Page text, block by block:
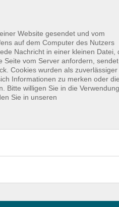
16
Website gesendet und vom
auf dem Computer des Nutzers
Nachricht in einer kleinen Datei,
Seite vom Server anfordern, sendet
Cookies wurden als zuverlässiger
Informationen zu merken oder die
Bitte willigen Sie in die Verwendung
Sie in unseren